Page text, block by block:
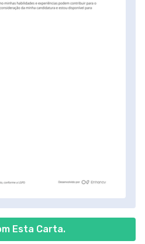
Esta Carta.